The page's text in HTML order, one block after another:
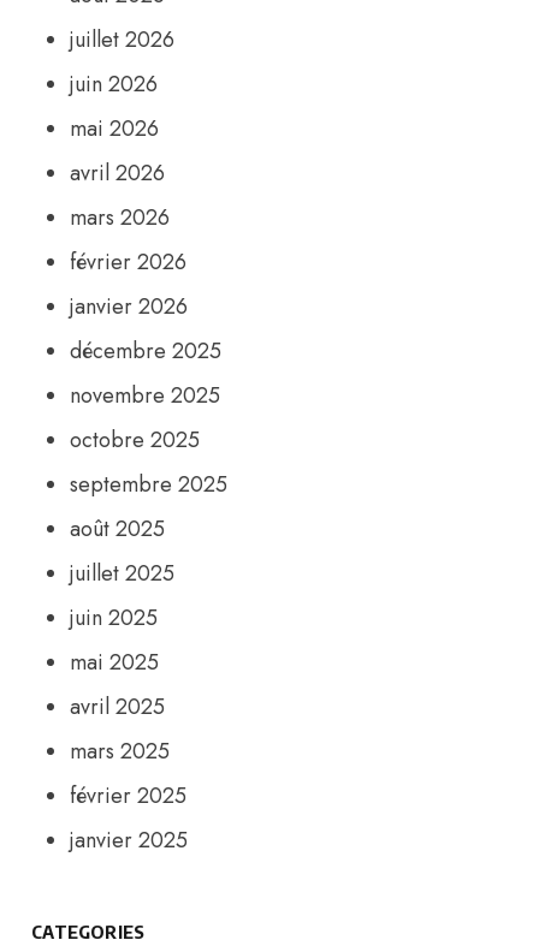
juillet 2026
juin 2026
mai 2026
avril 2026
mars 2026
février 2026
janvier 2026
décembre 2025
novembre 2025
octobre 2025
septembre 2025
août 2025
juillet 2025
juin 2025
mai 2025
avril 2025
mars 2025
février 2025
janvier 2025
CATEGORIES